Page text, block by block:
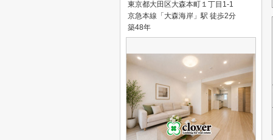
東京都大田区大森本町１丁目1-1
京急本線「大森海岸」駅 徒歩2分
築48年